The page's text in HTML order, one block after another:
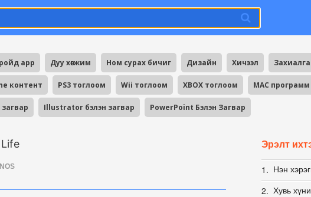
app Дуу хөгжим Ном сурах бичиг Дизайн Хичээл
контент PS3 тоглоом Wii тоглоом XBOX тоглоом MAC программ
Illustrator бэлэн загвар PowerPoint Бэлэн Загвар
Эрэлт
1. Нэн
2.